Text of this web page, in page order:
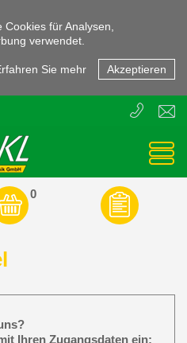
für Analysen,
verwendet.
Sie mehr Akzeptieren
E
T
3855
0
Ihren Zugangsdaten ein: